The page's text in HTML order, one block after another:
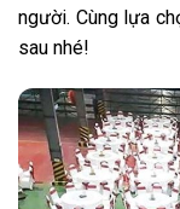
người. Cùng lựa
sau nhé!